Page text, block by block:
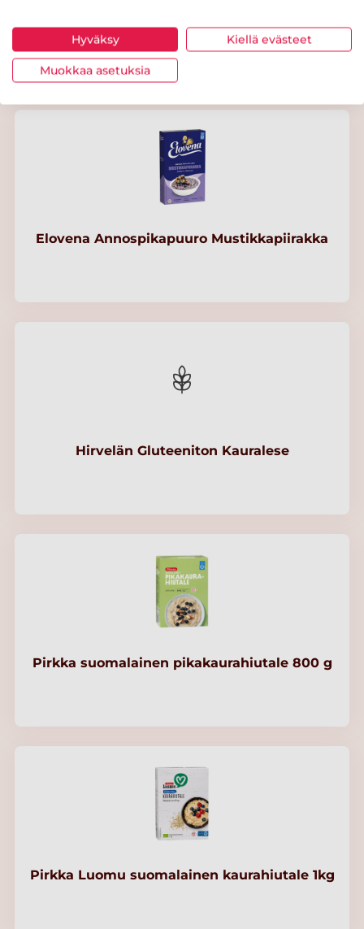
Fazer Alku Paahdettu kaura puuro 500 g
Elovena Annospikapuuro Mustikkapiirakka
Hirvelän Gluteeniton Kauralese
Pirkka suomalainen pikakaurahiutale 800 g
Pirkka Luomu suomalainen kaurahiutale 1kg
Hyväksy Kiellä evästeet
Muokkaa asetuksia